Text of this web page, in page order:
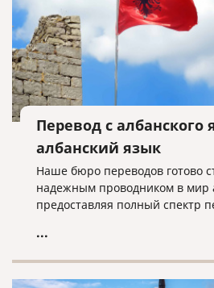
Перевод с албанского
албанский язык
Наше бюро переводов готово
надежным проводником в мир
предоставляя полный спектр
...